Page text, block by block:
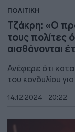
ΠΟΛΙΤΙΚΗ
Τζάκρη: «Ο
τους πολίτες
αισθάνονται
Ανέφερε ότι
του κονδυλίου
14.12.2024 - 20:22